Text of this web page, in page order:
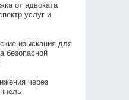
от адвоката
услуг и
изыскания для
безопасной
через